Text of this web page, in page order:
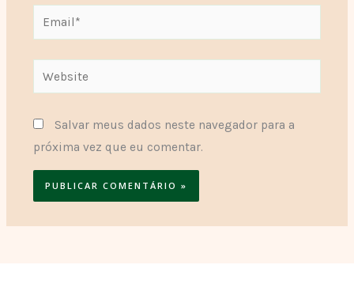
Email*
Website
Salvar meus dados neste navegador para a
próxima vez que eu comentar.